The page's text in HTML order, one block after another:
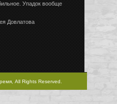
Упадок вообще
Довлатова
All Rights Reserved.